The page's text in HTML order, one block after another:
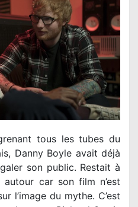
tous les tubes du
Danny Boyle avait déjà
son public. Restait à
car son film n’est
l’image du mythe. C’est